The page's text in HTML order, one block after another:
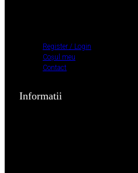
Register / Login
Coșul meu
Contact
Informatii